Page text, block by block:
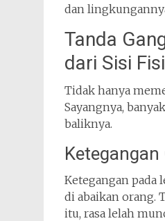
dan
Tanda
dari Sisi
Tidak hanya
Sayangnya,
baliknya.
Ketegangan pada
di abaikan orang.
itu, rasa lelah